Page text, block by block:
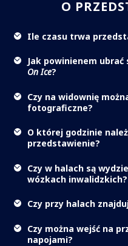
O
Ile czasu trwa
Jak powinienem ubrać
On Ice?
Czy na widownię
fotograficzne?
O której godzinie
przedstawienie?
Czy w halach są
wózkach inwalidzkich?
Czy przy halach
Czy można wejść na
napojami?